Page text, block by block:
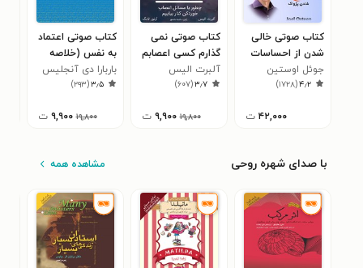
کتاب صوتی خالی‌
شدن از احساسات
منفی
جوئل اوستین
۴٫۲(۱۷۲۸)
۴۲,۰۰۰ ت
کتاب صوتی نمی
گذارم کسی اعصابم
را به هم بریزد
(خلاصه کتاب)
آلبرت الیس
۳٫۷(۶۰۷)
۱۹,۸۰۰ ۹,۹۰۰ ت
کتاب صوتی اعتماد
به نفس (خلاصه
کتاب)
باربارا دی آنجلیس
۳٫۵(۲۹۳)
۱۹,۸۰۰ ۹,۹۰۰ ت
با صدای شهره روحی مشاهده همه